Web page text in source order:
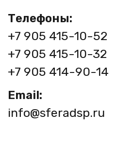
Телефоны:
+7 905 415-10-52
+7 905 415-10-32
+7 905 414-90-14
Email:
info@sferadsp.ru